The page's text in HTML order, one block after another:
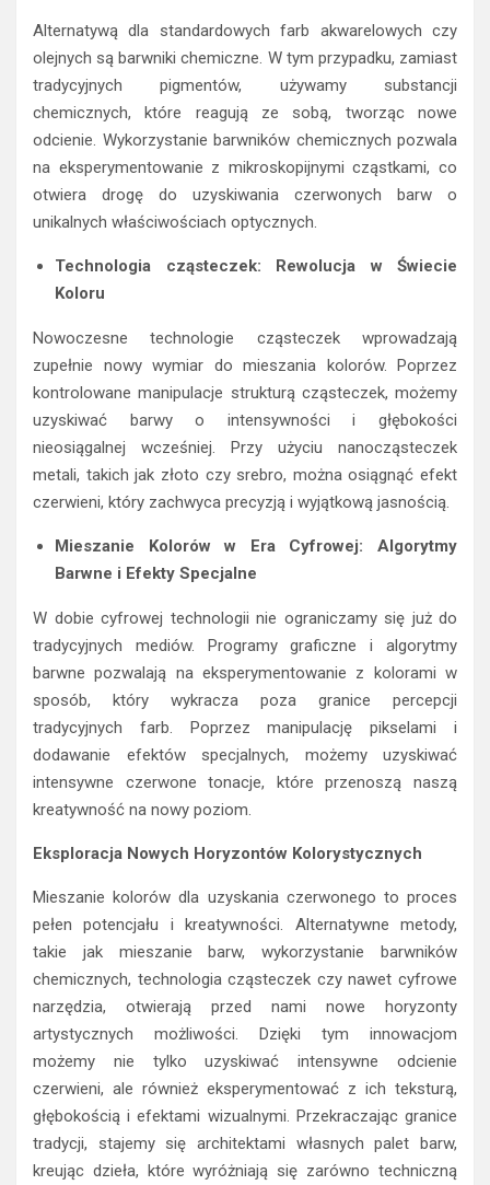
olejnych są barwniki chemiczne. W tym przypadku, zamiast
tradycyjnych pigmentów, używamy substancji
chemicznych, które reagują ze sobą, tworząc nowe
odcienie. Wykorzystanie barwników chemicznych pozwala
na eksperymentowanie z mikroskopijnymi cząstkami, co
otwiera drogę do uzyskiwania czerwonych barw o
unikalnych właściwościach optycznych.
Technologia cząsteczek: Rewolucja w Świecie
Koloru
Nowoczesne technologie cząsteczek wprowadzają
zupełnie nowy wymiar do mieszania kolorów. Poprzez
kontrolowane manipulacje strukturą cząsteczek, możemy
uzyskiwać barwy o intensywności i głębokości
nieosiągalnej wcześniej. Przy użyciu nanocząsteczek
metali, takich jak złoto czy srebro, można osiągnąć efekt
czerwieni, który zachwyca precyzją i wyjątkową jasnością.
Mieszanie Kolorów w Era Cyfrowej: Algorytmy
Barwne i Efekty Specjalne
W dobie cyfrowej technologii nie ograniczamy się już do
tradycyjnych mediów. Programy graficzne i algorytmy
barwne pozwalają na eksperymentowanie z kolorami w
sposób, który wykracza poza granice percepcji
tradycyjnych farb. Poprzez manipulację pikselami i
dodawanie efektów specjalnych, możemy uzyskiwać
intensywne czerwone tonacje, które przenoszą naszą
kreatywność na nowy poziom.
Eksploracja Nowych Horyzontów Kolorystycznych
Mieszanie kolorów dla uzyskania czerwonego to proces
pełen potencjału i kreatywności. Alternatywne metody,
takie jak mieszanie barw, wykorzystanie barwników
chemicznych, technologia cząsteczek czy nawet cyfrowe
narzędzia, otwierają przed nami nowe horyzonty
artystycznych możliwości. Dzięki tym innowacjom
możemy nie tylko uzyskiwać intensywne odcienie
czerwieni, ale również eksperymentować z ich teksturą,
głębokością i efektami wizualnymi. Przekraczając granice
tradycji, stajemy się architektami własnych palet barw,
kreując dzieła, które wyróżniają się zarówno techniczną
precyzją, jak i artystyczną wyrazistością.